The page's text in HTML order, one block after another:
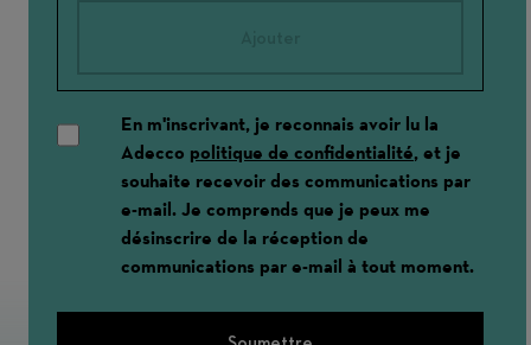
En m'inscrivant, je reconnais avoir lu la
Adecco politique de confidentialité, et je
souhaite recevoir des communications par
e-mail. Je comprends que je peux me
désinscrire de la réception de
communications par e-mail à tout moment.